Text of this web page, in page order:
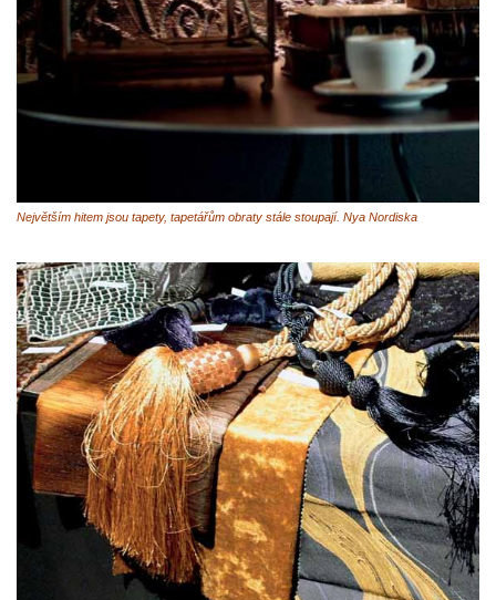
Největším hitem jsou tapety, tapetářům obraty stále stoupají. Nya Nordiska